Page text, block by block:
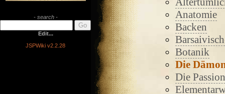
- search -
Edit...
JSPWiki v2.2.28
Anatomie
Backen
Botanik
Die
Die